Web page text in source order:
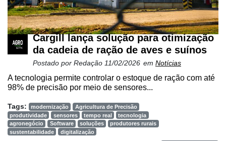
Cargill lança solução para otimização
da cadeia de ração de aves e suínos
Postado por Redação 11/02/2026 em Notícias
A tecnologia permite controlar o estoque de ração com até
98% de precisão por meio de sensores...
Tags: modernização
Agricultura de Precisão
produtividade
sensores tempo real
tecnologia
agronegócio
Software soluções
produtores rurais
sustentabilidade
digitalização